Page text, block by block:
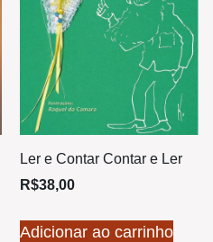
Ler e Contar Contar e Ler
R$38,00
Adicionar ao carrinho